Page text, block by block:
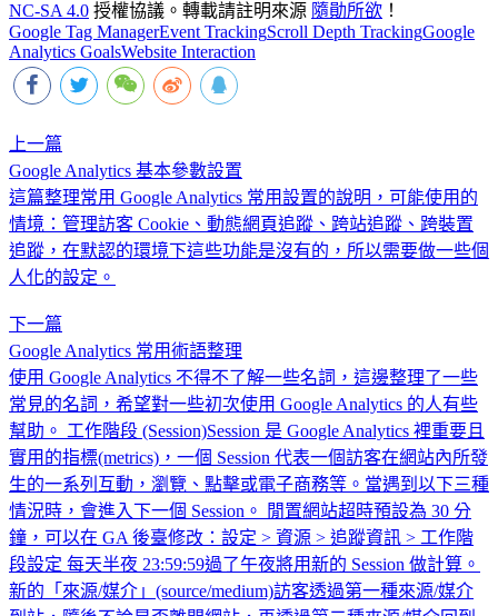
NC-SA 4.0 授權協議。轉載請註明來源 隨勛所欲 ！
Google Tag ManagerEvent TrackingScroll Depth TrackingGoogle
Analytics GoalsWebsite Interaction
上一篇
Google Analytics 基本參數設置
這篇整理常用 Google Analytics 常用設置的說明，可能使用的
情境：管理訪客 Cookie、動態網頁追蹤、跨站追蹤、跨裝置
追蹤，在默認的環境下這些功能是沒有的，所以需要做一些個
人化的設定。
下一篇
Google Analytics 常用術語整理
使用 Google Analytics 不得不了解一些名詞，這邊整理了一些
常見的名詞，希望對一些初次使用 Google Analytics 的人有些
幫助。 工作階段 (Session)Session 是 Google Analytics 裡重要且
實用的指標(metrics)，一個 Session 代表一個訪客在網站內所發
生的一系列互動，瀏覽、點擊或電子商務等。當遇到以下三種
情況時，會進入下一個 Session。 閒置網站超時預設為 30 分
鐘，可以在 GA 後臺修改：設定 > 資源 > 追蹤資訊 > 工作階
段設定 每天半夜 23:59:59過了午夜將用新的 Session 做計算。
新的「來源/媒介」(source/medium)訪客透過第一種來源/媒介